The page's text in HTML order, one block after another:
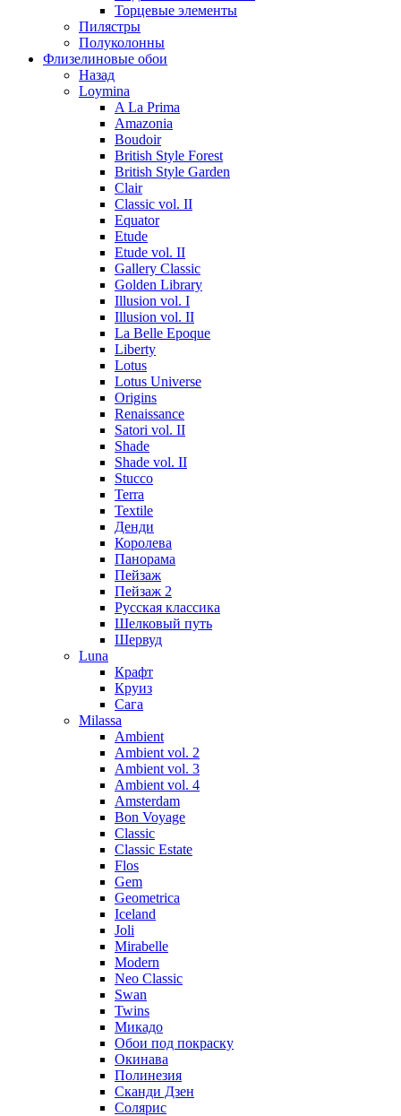
Торцевые элементы
Пилястры
Полуколонны
Флизелиновые обои
Назад
Loymina
A La Prima
Amazonia
Boudoir
British Style Forest
British Style Garden
Clair
Classic vol. II
Equator
Etude
Etude vol. II
Gallery Classic
Golden Library
Illusion vol. I
Illusion vol. II
La Belle Epoque
Liberty
Lotus
Lotus Universe
Origins
Renaissance
Satori vol. II
Shade
Shade vol. II
Stucco
Terra
Textile
Денди
Королева
Панорама
Пейзаж
Пейзаж 2
Русская классика
Шелковый путь
Шервуд
Luna
Крафт
Круиз
Сага
Milassa
Ambient
Ambient vol. 2
Ambient vol. 3
Ambient vol. 4
Amsterdam
Bon Voyage
Classic
Classic Estate
Flos
Gem
Geometrica
Iceland
Joli
Mirabelle
Modern
Neo Classic
Swan
Twins
Микадо
Обои под покраску
Окинава
Полинезия
Сканди Дзен
Солярис